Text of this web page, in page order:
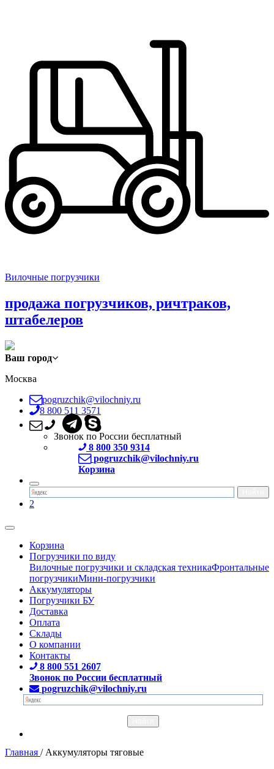
Вилочные погрузчики
продажа погрузчиков, ричтраков,
штабелеров
Ваш город
Москва
pogruzchik@vilochniy.ru
8 800 511 3571
Звонок по России бесплатный
8 800 350 9314
pogruzchik@vilochniy.ru
Корзина
2
Корзина
Погрузчики по виду
Вилочные погрузчики и складская техникаФронтальные
погрузчикиМини-погрузчики
Аккумуляторы
Погрузчики БУ
Доставка
Оплата
Склады
О компании
Контакты
8 800 551 2607
Звонок по России бесплатный
pogruzchik@vilochniy.ru
Главная / Аккумуляторы тяговые